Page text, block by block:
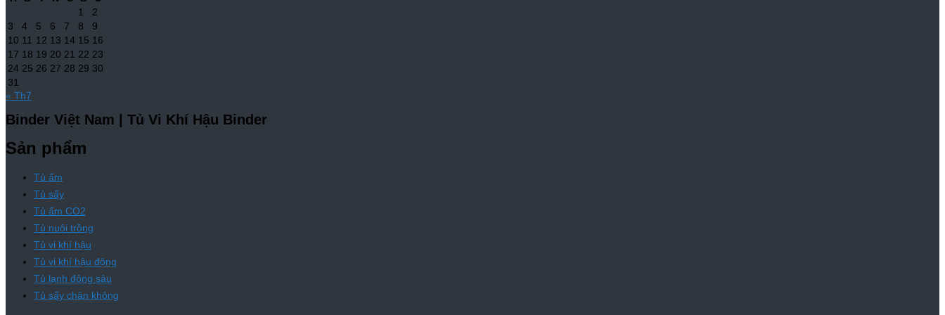
1
2
3
4 5 6 7 8
9
10 11 12 13 14 15 16
17 18 19 20 21 22 23
24 25 26 27 28 29 30
31
« Th7
Binder Việt Nam | Tủ Vi Khí Hậu Binder
Sản phẩm
Tủ ấm
Tủ sấy
Tủ ấm CO2
Tủ nuôi trồng
Tủ vi khí hậu
Tủ vi khí hậu động
Tủ lạnh đông sâu
Tủ sấy chân không